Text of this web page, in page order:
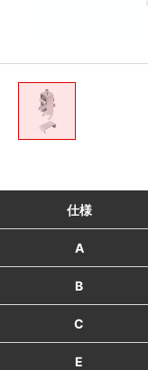
仕様
A
B
C
E